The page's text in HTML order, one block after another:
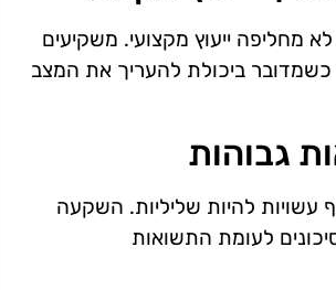
מחליפה ייעוץ מקצועי. משקיעים
כשמדובר ביכולת להעריך את המצב
להיות שליליות. השקעה
לעומת התשואות